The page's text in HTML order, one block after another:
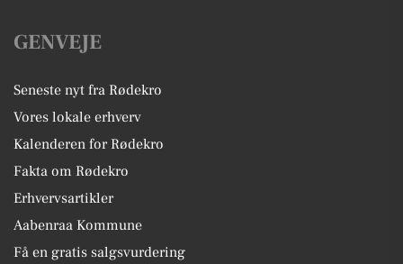
GENVEJE
Seneste nyt fra Rødekro
Vores lokale erhverv
Kalenderen for Rødekro
Fakta om Rødekro
Erhvervsartikler
Aabenraa Kommune
Få en gratis salgsvurdering